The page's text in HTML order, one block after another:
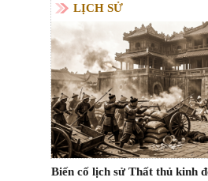
LỊCH SỬ
Biến cố lịch sử Thất thủ kinh